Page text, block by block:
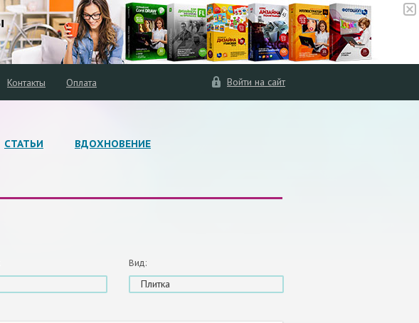
Войти на сайт
Контакты Оплата
СТАТЬИ ВДОХНОВЕНИЕ
Вид:
Плитка